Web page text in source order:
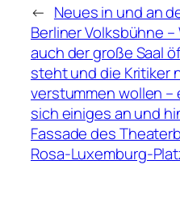
← Neues in und an
Berliner Volksbühne –
auch der große Saal
steht und die Kritiker
verstummen wollen –
sich einiges an und
Fassade des
Rosa-Luxemburg-